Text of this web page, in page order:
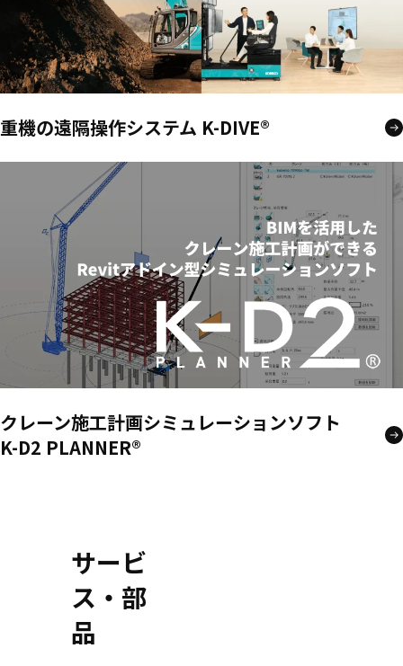
重機の遠隔操作システム K-DIVE®
クレーン施工計画シミュレーションソフト
K-D2 PLANNER®
サービ
ス・部
品